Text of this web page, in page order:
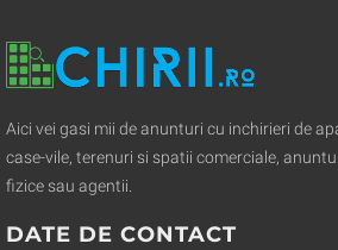
Aici vei gasi mii de anunturi cu inchirieri de
case-vile, terenuri si spatii comerciale,
fizice sau agentii.
DATE DE CONTACT